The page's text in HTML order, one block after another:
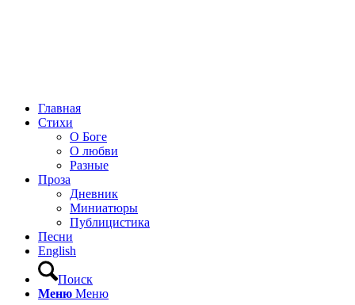
Главная
Стихи
О Боге
О любви
Разные
Проза
Дневник
Миниатюры
Публицистика
Песни
English
Поиск
Меню Меню